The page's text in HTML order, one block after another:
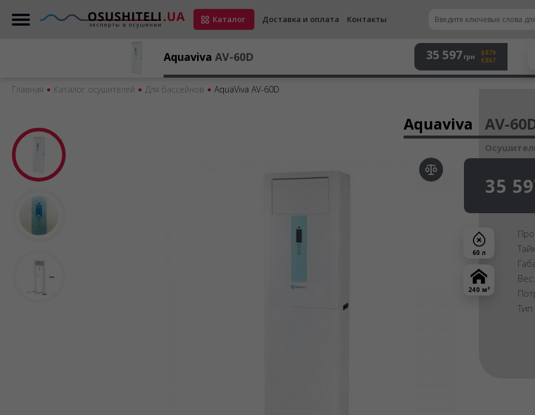
Каталог Доставка и оплата Контакты
Главная Каталог осушителей Для бассейнов AquaViva AV-60D
Aquaviva AV-60D 35 597 грн
$879
€867
60 л
240 м3
Aquaviva AV-
35